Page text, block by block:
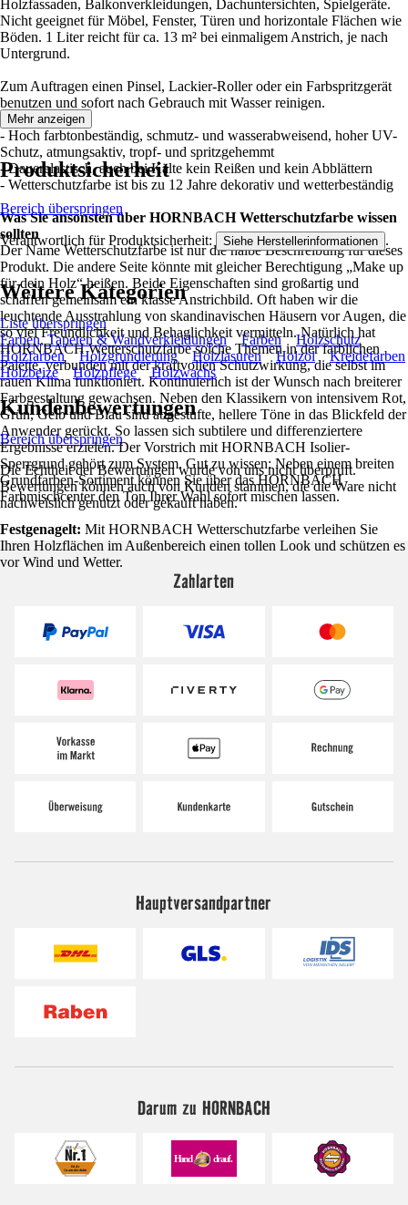
Holzfassaden, Balkonverkleidungen, Dachuntersichten, Spielgeräte.
Nicht geeignet für Möbel, Fenster, Türen und horizontale Flächen wie
Böden. 1 Liter reicht für ca. 13 m² bei einmaligem Anstrich, je nach
Untergrund.
Zum Auftragen einen Pinsel, Lackier-Roller oder ein Farbspritzgerät
benutzen und sofort nach Gebrauch mit Wasser reinigen.
- Hoch farbtonbeständig, schmutz- und wasserabweisend, hoher UV-
Schutz, atmungsaktiv, tropf- und spritzgehemmt
- Dauerelastisch, auch bei Kälte kein Reißen und kein Abblättern
- Wetterschutzfarbe ist bis zu 12 Jahre dekorativ und wetterbeständig
Was Sie ansonsten über HORNBACH Wetterschutzfarbe wissen
sollten
Der Name Wetterschutzfarbe ist nur die halbe Beschreibung für dieses
Produkt. Die andere Seite könnte mit gleicher Berechtigung „Make up
für dein Holz“ heißen. Beide Eigenschaften sind großartig und
schaffen gemeinsam ein klasse Anstrichbild. Oft haben wir die
leuchtende Ausstrahlung von skandinavischen Häusern vor Augen, die
so viel Freundlichkeit und Behaglichkeit vermitteln. Natürlich hat
HORNBACH Wetterschutzfarbe solche Themen in der farblichen
Palette, verbunden mit der kraftvollen Schutzwirkung, die selbst im
rauen Klima funktioniert. Kontinuierlich ist der Wunsch nach breiterer
Farbgestaltung gewachsen. Neben den Klassikern von intensivem Rot,
Grün, Gelb und Blau sind abgestufte, hellere Töne in das Blickfeld der
Anwender gerückt. So lassen sich subtilere und differenziertere
Ergebnisse erzielen. Der Vorstrich mit HORNBACH Isolier-
Sperrgrund gehört zum System. Gut zu wissen: Neben einem breiten
Grundfarben-Sortiment können Sie über das HORNBACH
Farbmischcenter den Ton Ihrer Wahl sofort mischen lassen.
Festgenagelt: Mit HORNBACH Wetterschutzfarbe verleihen Sie
Ihren Holzflächen im Außenbereich einen tollen Look und schützen es
vor Wind und Wetter.
Mehr anzeigen
Produktsicherheit
Bereich überspringen
Verantwortlich für Produktsicherheit: Siehe Herstellerinformationen .
Weitere Kategorien
Liste überspringen
Farben, Tapeten & Wandverkleidungen
Farben
Holzschutz
Holzfarben
Holzgrundierung Holzlasuren Holzöl
Kreidefarben
Holzbeize
Holzpflege Holzwachs
Kundenbewertungen
Bereich überspringen
Die Echtheit der Bewertungen wurde von uns nicht überprüft.
Bewertungen können auch von Kunden stammen, die die Ware nicht
nachweislich genutzt oder gekauft haben.
Zahlarten
Hauptversandpartner
Darum zu HORNBACH